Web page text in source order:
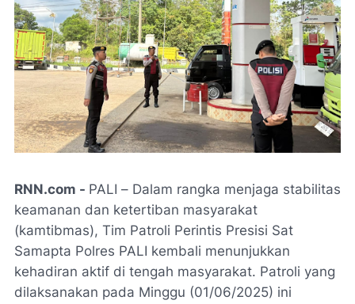
RNN.com - PALI – Dalam rangka menjaga stabilitas
keamanan dan ketertiban masyarakat
(kamtibmas), Tim Patroli Perintis Presisi Sat
Samapta Polres PALI kembali menunjukkan
kehadiran aktif di tengah masyarakat. Patroli yang
dilaksanakan pada Minggu (01/06/2025) ini